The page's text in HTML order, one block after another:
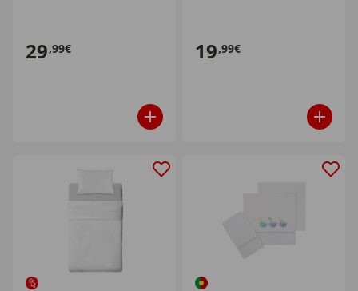
29,99€ 19,99€